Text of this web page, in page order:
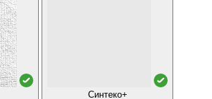
Синтеко+